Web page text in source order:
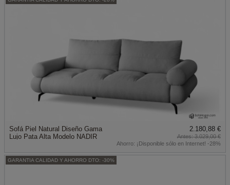
Sofá Piel Natural Diseño Gama
Lujo Pata Alta Modelo NADIR
2.180,88 €
3.029,00 €
Ahorro: ¡Disponible sólo en Internet! -28%
GARANTIA CALIDAD Y AHORRO DTO: -30%